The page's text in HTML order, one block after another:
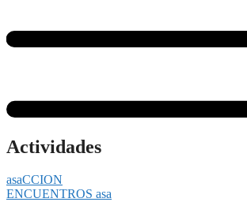
Actividades
asaCCION
ENCUENTROS asa